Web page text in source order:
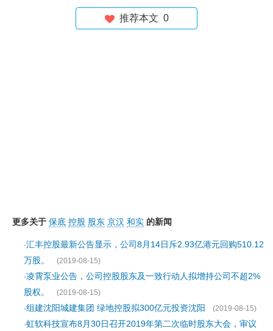
推荐本文 0
更多关于 保底 控股 股东 京汉 和实 的新闻
·汇丰控股最新公告显示，公司8月14日斥2.93亿港元回购510.12
万股。
(2019-08-15)
·凌霄泵业公告，公司控股股东及一致行动人拟增持公司不超2%
股权。
(2019-08-15)
·组建沈阳城建集团 绿地控股拟300亿元投资沈阳
(2019-08-15)
·虹软科技宣布8月30日召开2019年第二次临时股东大会，审议